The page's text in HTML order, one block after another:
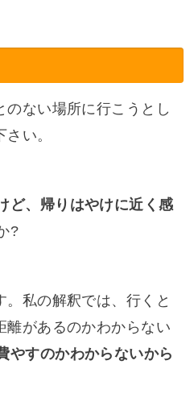
のない場所に行こうとし
い。
ど、帰りはやけに近く感
?
私の解釈では、行くと
離があるのかわからない
やすのかわからないから